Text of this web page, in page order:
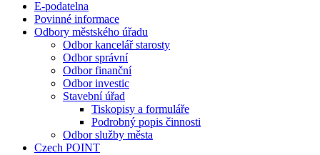
E-podatelna
Povinné informace
Odbory městského úřadu
Odbor kancelář starosty
Odbor správní
Odbor finanční
Odbor investic
Stavební úřad
Tiskopisy a formuláře
Podrobný popis činnosti
Odbor služby města
Czech POINT